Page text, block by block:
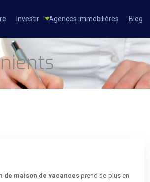
Investir Agences immobilières Blog
de maison de vacancesprend de plus en